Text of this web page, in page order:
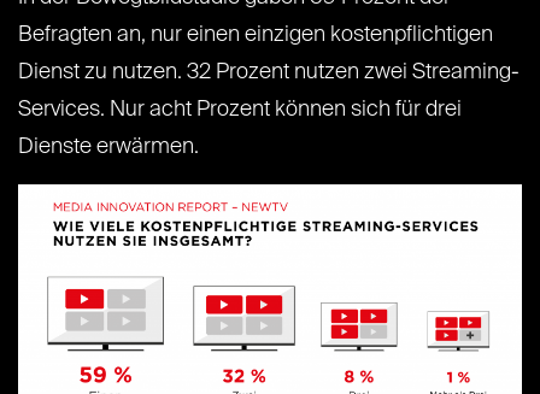
Befragten an, nur einen einzigen kostenpflichtigen
Dienst zu nutzen. 32 Prozent nutzen zwei Streaming-
Services. Nur acht Prozent können sich für drei
Dienste erwärmen.